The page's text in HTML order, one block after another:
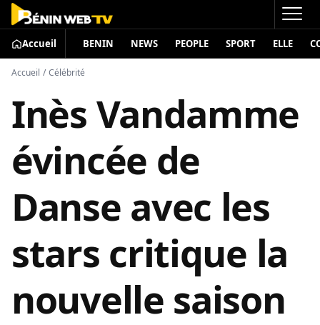
Accueil BENIN NEWS PEOPLE SPORT ELLE
Accueil / Célébrité
Inès Vandamme
évincée de
Danse avec les
stars critique la
nouvelle saison